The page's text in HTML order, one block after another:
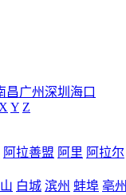
昌广州深圳 海口
X Y Z
阿拉善盟 阿里 阿拉尔
白城 滨州 蚌埠 亳州